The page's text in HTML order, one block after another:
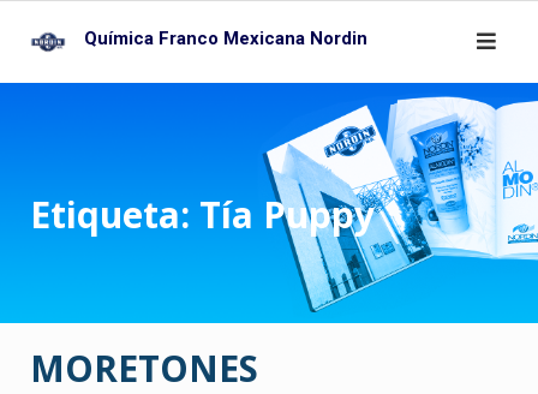
content
Química Franco Mexicana Nordin
Etiqueta: Tía Puppy
MORETONES